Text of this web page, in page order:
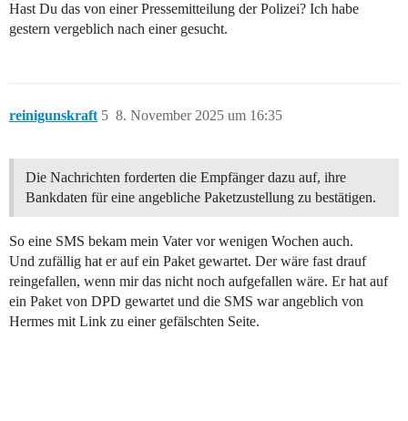
Hast Du das von einer Pressemitteilung der Polizei? Ich habe
gestern vergeblich nach einer gesucht.
reinigunskraft 8. November 2025 um 16:35
5
Die Nachrichten forderten die Empfänger dazu auf, ihre
Bankdaten für eine angebliche Paketzustellung zu bestätigen.
So eine SMS bekam mein Vater vor wenigen Wochen auch.
Und zufällig hat er auf ein Paket gewartet. Der wäre fast drauf
reingefallen, wenn mir das nicht noch aufgefallen wäre. Er hat auf
ein Paket von DPD gewartet und die SMS war angeblich von
Hermes mit Link zu einer gefälschten Seite.